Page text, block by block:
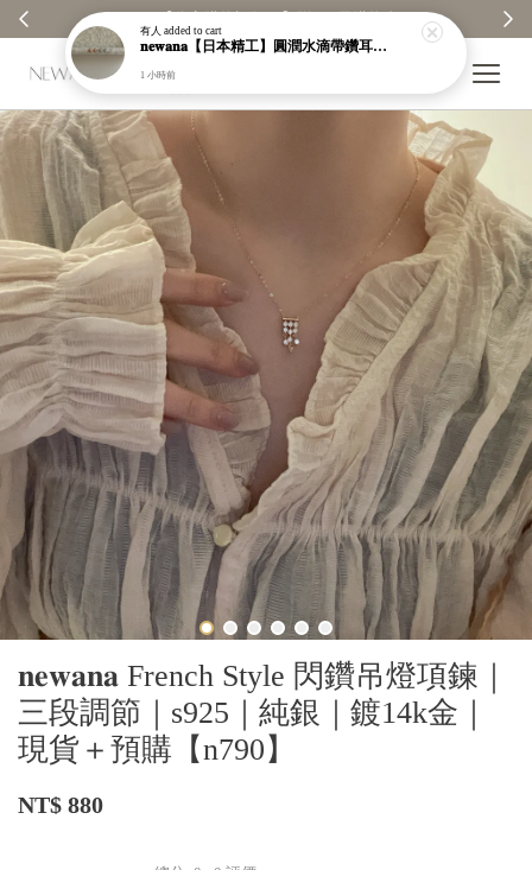
𝐧𝐞𝐰𝐚𝐧𝐚 French Style 閃鑽吊燈項鍊｜
三段調節｜s925｜純銀｜鍍14k金｜
現貨＋預購【n790】
NT$ 880
有人 added to cart
𝐧𝐞𝐰𝐚𝐧𝐚【日本精工】圓潤水滴帶鑽耳環｜耳針｜高保色｜純銀｜鍍玫瑰金｜現貨＋預購【n989】
1 小時前